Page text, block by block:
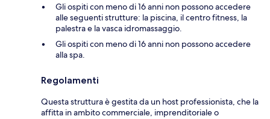
Gli ospiti con meno di 16 anni non possono accedere
alle seguenti strutture: la piscina, il centro fitness, la
palestra e la vasca idromassaggio.
Gli ospiti con meno di 16 anni non possono accedere
alla spa.
Regolamenti
Questa struttura è gestita da un host professionista, che la
affitta in ambito commerciale, imprenditoriale o